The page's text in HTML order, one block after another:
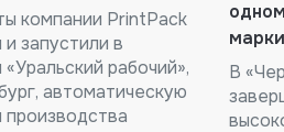
компании PrintPack
запустили в
рабочий»,
автоматическую
В